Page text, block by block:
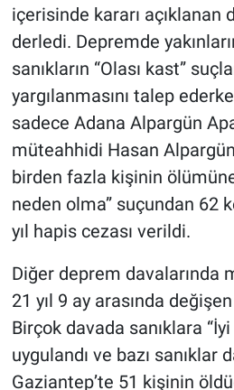
içerisinde kararı açıklanan
derledi. Depremde
sanıkların “Olası kast”
yargılanmasını talep
sadece Adana Alpargün
müteahhidi Hasan
birden fazla kişinin
neden olma” suçundan 62
yıl hapis cezası verildi.
Diğer deprem davalarında
21 yıl 9 ay arasında
Birçok davada sanıklara
uygulandı ve bazı sanıklar
Gaziantep’te 51 kişinin
Kültür Sanat
Ne demişti
Nedir
Popüler
Programlar
Sağlık
Spor
Teknoloji